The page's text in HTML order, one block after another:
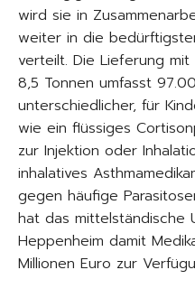
wird sie in
weiter in die
verteilt. Die Lieferung
8,5 Tonnen umfasst
unterschiedlicher, für
wie ein flüssiges
zur Injektion oder
inhalatives
gegen häufige
hat das mittelständische
Heppenheim damit
Millionen Euro zur